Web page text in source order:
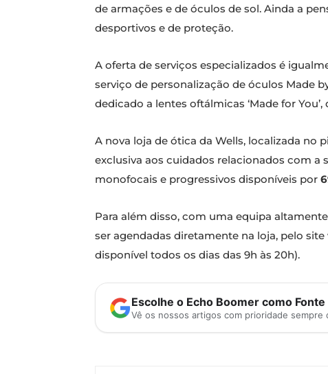
de armações e de óculos de sol. Ainda a
desportivos e de proteção.
A oferta de serviços especializados é
serviço de personalização de óculos Made
dedicado a lentes oftálmicas ‘Made for
A nova loja de ótica da Wells, localizada no
exclusiva aos cuidados relacionados com a
monofocais e progressivos disponíveis por
Para além disso, com uma equipa
ser agendadas diretamente na loja, pelo
disponível todos os dias das 9h às 20h).
Escolhe o Echo Boomer como
Vê os nossos artigos com prioridade sempre